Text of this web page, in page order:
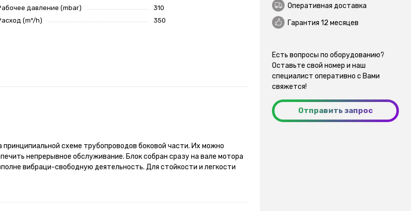
давление (mbar)
310
(m³/h)
350
схеме трубопроводов боковой части. Их можно
непрерывное обслуживание. Блок собран сразу на вале мотора
вибраци-свободную деятельность. Для стойкости и легкости
Оперативная доставка
Гарантия 12 месяцев
Есть вопросы по оборудованию?
Оставьте свой номер и наш
специалист оперативно с Вами
свяжется!
Отправить запрос